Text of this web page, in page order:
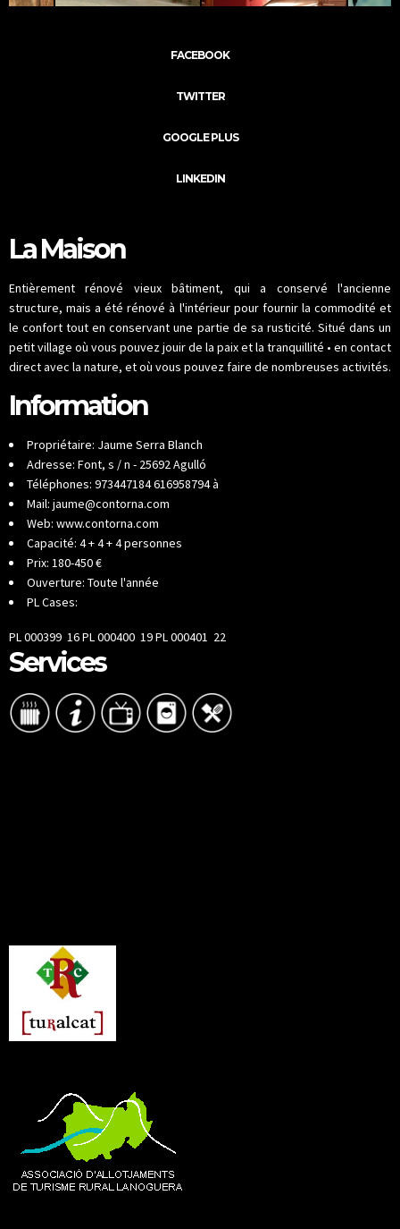
FACEBOOK
TWITTER
GOOGLE PLUS
LINKEDIN
La Maison
Entièrement rénové vieux bâtiment, qui a conservé l'ancienne
structure, mais a été rénové à l'intérieur pour fournir la commodité et
le confort tout en conservant une partie de sa rusticité. Situé dans un
petit village où vous pouvez jouir de la paix et la tranquillité • en contact
direct avec la nature, et où vous pouvez faire de nombreuses activités.
Information
Propriétaire: Jaume Serra Blanch
Adresse: Font, s / n - 25692 Agulló
Téléphones: 973447184 616958794 à
Mail: jaume@contorna.com
Web: www.contorna.com
Capacité: 4 + 4 + 4 personnes
Prix: 180-450 €
Ouverture: Toute l'année
PL Cases:
PL 000399 16 PL 000400 19 PL 000401 22
Services